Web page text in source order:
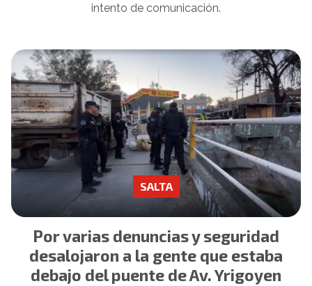
intento de comunicación.
Por varias denuncias y seguridad
desalojaron a la gente que estaba
debajo del puente de Av. Yrigoyen
SALTA